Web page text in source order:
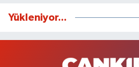
Yükleniyor...